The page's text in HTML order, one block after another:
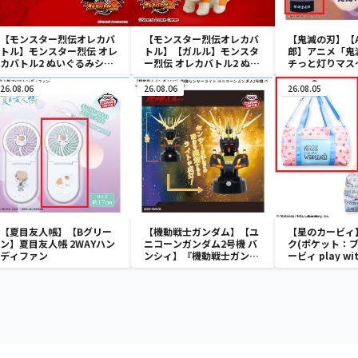
【モンスター烈伝オレカバ
トル】モンスター烈伝 オレ
カバトル2 ぬいぐるみシリ
ーズ スライム
【モンスター烈伝オレカバ
トル】【ガルル】モンスタ
ー烈伝 オレカバトル2 ぬい
ぐるみシリーズ ガルル
【鬼滅の刃】
郎】アニメ「鬼
チっと灯りマ
郎・胡蝶しのぶ
26.08.06
【夏目友人帳】【Bグリー
ン】夏目友人帳 2WAYハン
ディファン
26.08.06
【機動戦士ガンダム】【ユ
ニコーンガンダム2号機 バ
ンシィ】『機動戦士ガンダ
ムUC』 胸像センサーライ
26.08.05
【星のカービ
ク(ポケット：
ービィ play
ィ ボストンバ